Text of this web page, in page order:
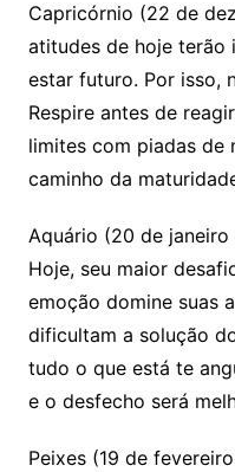
Capricórnio (22 de
atitudes de hoje terão
estar futuro. Por isso,
Respire antes de
limites com piadas de
caminho da
Aquário (20 de janeiro
Hoje, seu maior
emoção domine suas
dificultam a solução
tudo o que está te
e o desfecho será
Peixes (19 de